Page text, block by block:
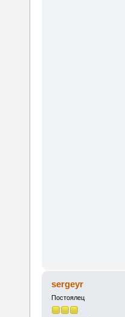
sergeyr
Постоялец